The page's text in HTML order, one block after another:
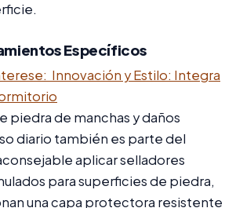
Específicos
Innovación y Estilo: Integra
piedra de manchas y daños
diario también es parte del
aplicar selladores
para superficies de piedra,
una capa protectora resistente